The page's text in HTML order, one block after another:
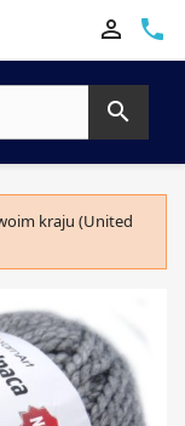
phone


kraju (United